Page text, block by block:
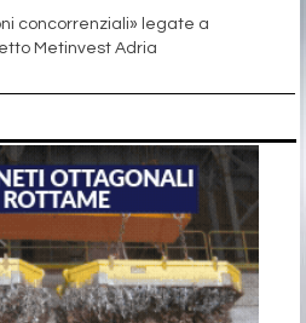
concorrenziali» legate a
Metinvest Adria